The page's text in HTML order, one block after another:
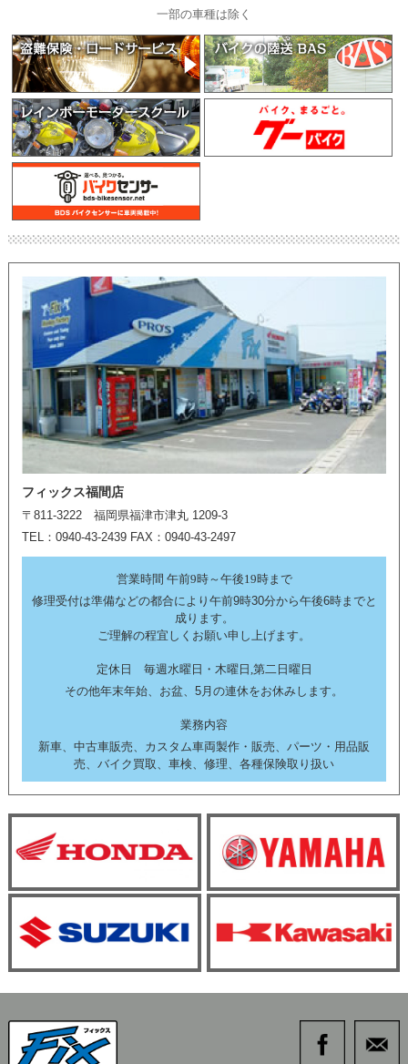
一部の車種は除く
フィックス福間店
〒811-3222 福岡県福津市津丸 1209-3
TEL：0940-43-2439 FAX：0940-43-2497
営業時間 午前9時～午後19時まで
修理受付は準備などの都合により午前9時30分から午後6時までと
成ります。
ご理解の程宜しくお願い申し上げます。
定休日 毎週水曜日・木曜日,第二日曜日
その他年末年始、お盆、5月の連休をお休みします。
業務内容
新車、中古車販売、カスタム車両製作・販売、パーツ・用品販
売、バイク買取、車検、修理、各種保険取り扱い